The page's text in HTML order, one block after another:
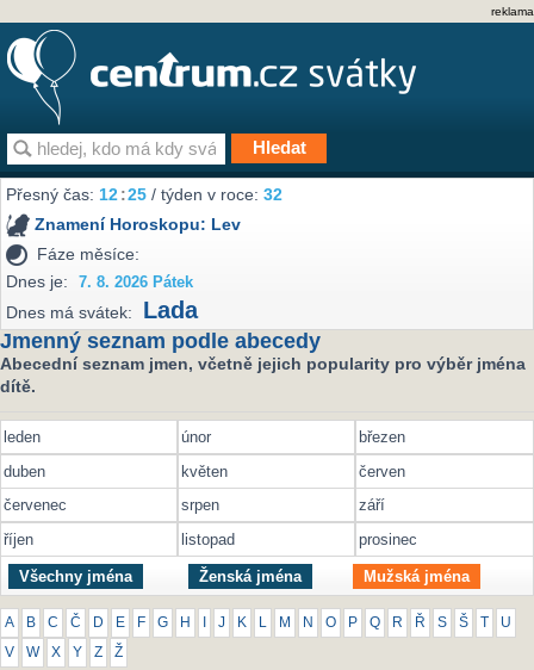
reklama
Přesný čas:12 25 / týden v roce:32
Znamení Horoskopu: Lev
Fáze měsíce:
Dnes je:
7. 8. 2026 Pátek
Dnes má svátek: Lada
Jmenný seznam podle abecedy
Abecední seznam jmen, včetně jejich popularity pro výběr jména
dítě.
leden únor
březen
duben
květen
červen
červenec
srpen
září
říjen
listopad prosinec
Všechny jména Ženská jména Mužská jména
A B C Č D E F G H J K M N O P Q R Ř S Š U
V W X Y Z Ž